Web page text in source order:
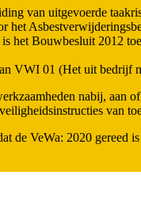
van uitgevoerde
het
het Bouwbesluit 2012
01 (Het uit bedrijf
nabij, aan
van
de VeWa: 2020 gereed